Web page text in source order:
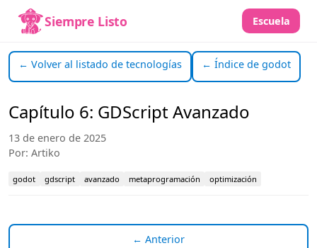
Siempre Listo Escuela
← Volver al listado de tecnologías ← Índice de godot
Capítulo 6: GDScript Avanzado
13 de enero de 2025
Por: Artiko
godot gdscript avanzado metaprogramación optimización
← Anterior